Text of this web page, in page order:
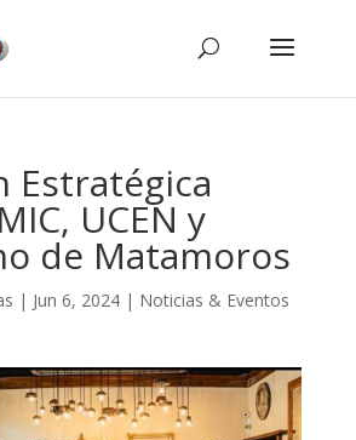
Estratégica
UCEN y
de Matamoros
| Jun 6, 2024| Noticias & Eventos